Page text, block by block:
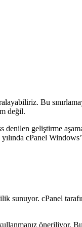
Bu
değil.
geliştirme
cPanel
sunuyor. cPanel
öneriliyor.